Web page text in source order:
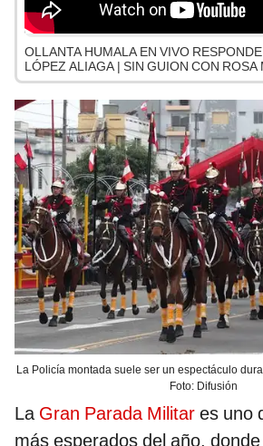
OLLANTA HUMALA EN VIVO
LÓPEZ ALIAGA | SIN GUION CON ROSA
La Policía montada suele ser un espectáculo
Foto: Difusión
La Gran Parada Militar es uno
más esperados del año,